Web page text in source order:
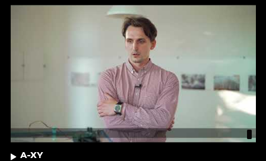
A-XY